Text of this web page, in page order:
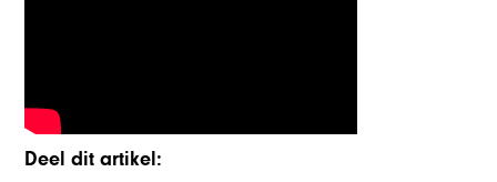
Deel dit artikel: